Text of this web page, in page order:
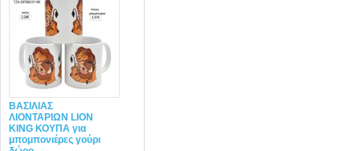
ΒΑΣΙΛΙΑΣ
ΛΙΟΝΤΑΡΙΩΝ LION
KING ΚΟΥΠΑ για
μπομπονιέρες γούρι